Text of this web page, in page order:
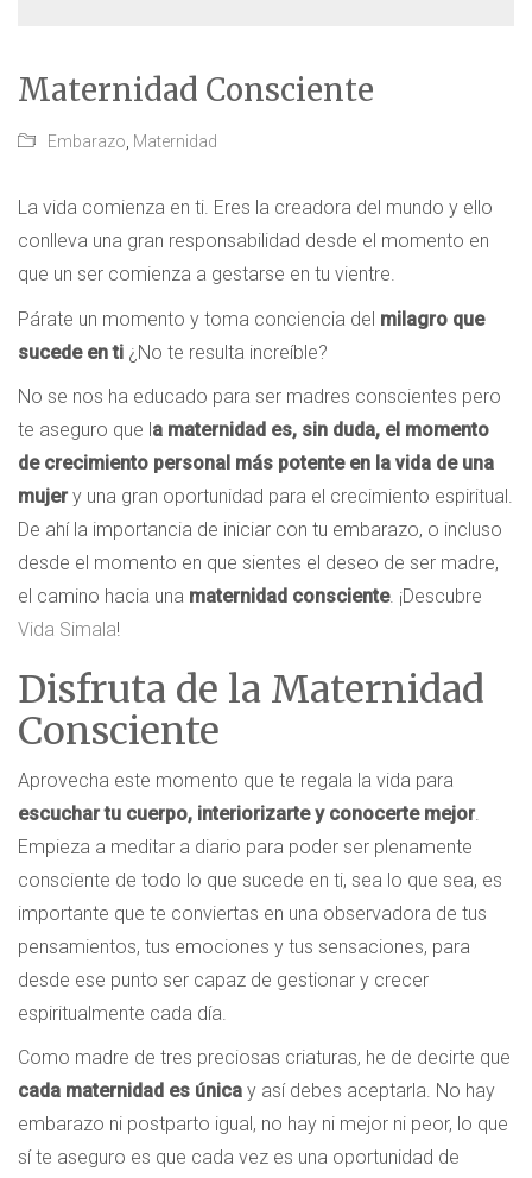
Maternidad Consciente
Embarazo Maternidad
La vida comienza en ti. Eres la creadora del mundo y ello
conlleva una gran responsabilidad desde el momento en
que un ser comienza a gestarse en tu vientre.
Párate un momento y toma conciencia del milagro que
sucede en ti ¿No te resulta increíble?
No se nos ha educado para ser madres conscientes pero
te aseguro que l a maternidad es, sin duda, el momento
de crecimiento personal más potente en la vida de una
mujery una gran oportunidad para el crecimiento espiritual.
De ahí la importancia de iniciar con tu embarazo, o incluso
desde el momento en que sientes el deseo de ser madre,
el camino hacia una maternidad consciente. ¡Descubre
Vida Simala!
Disfruta de la Maternidad
Consciente
Aprovecha este momento que te regala la vida para
escuchar tu cuerpo, interiorizarte y conocerte mejor.
Empieza a meditar a diario para poder ser plenamente
consciente de todo lo que sucede en ti, sea lo que sea, es
importante que te conviertas en una observadora de tus
pensamientos, tus emociones y tus sensaciones, para
desde ese punto ser capaz de gestionar y crecer
espiritualmente cada día.
Como madre de tres preciosas criaturas, he de decirte que
cada maternidad es única y así debes aceptarla. No hay
embarazo ni postparto igual, no hay ni mejor ni peor, lo que
sí te aseguro es que cada vez es una oportunidad de